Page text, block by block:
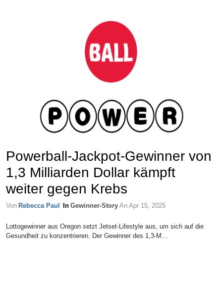
Powerball-Jackpot-Gewinner von
1,3 Milliarden Dollar kämpft
weiter gegen Krebs
Von Rebecca Paul In Gewinner-Story An Apr 15, 2025
Lottogewinner aus Oregon setzt Jetset-Lifestyle aus, um sich auf die
Gesundheit zu konzentrieren. Der Gewinner des 1,3-M...